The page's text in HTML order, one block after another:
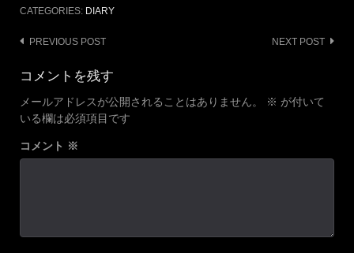
CATEGORIES: DIARY
Post
navigation
PREVIOUS POST NEXT POST
コメントを残す
メールアドレスが公開されることはありません。 ※ が付いて
いる欄は必須項目です
コメント ※